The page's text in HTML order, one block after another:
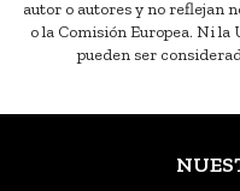
autor o autores y no reflejan
o la Comisión Europea. Ni la
pueden ser